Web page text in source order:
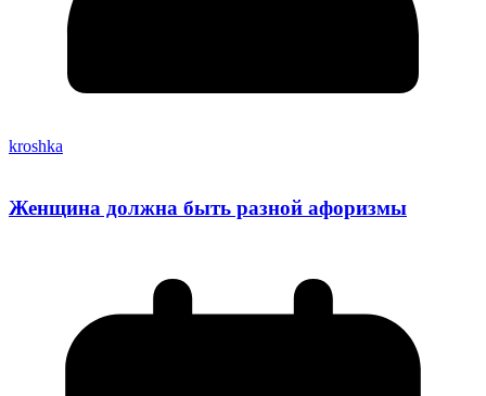
kroshka
Женщина должна быть разной афоризмы